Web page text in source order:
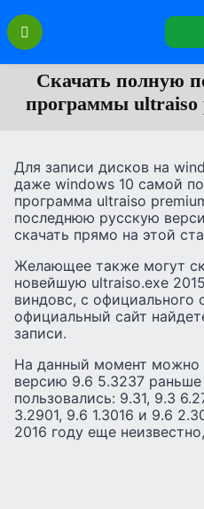
Перейти
содержанию
Скачать полную
программы ultraiso
Для записи дисков на
даже windows 10 самой
программа ultraiso
последнюю русскую
скачать прямо на этой
Желающее также могут
новейшую ultraiso.exe
виндовс, с официального
официальный сайт
записи.
На данный момент можно
версию 9.6 5.3237
пользовались: 9.31, 9.3
3.2901, 9.6 1.3016 и 9.6
2016 году еще